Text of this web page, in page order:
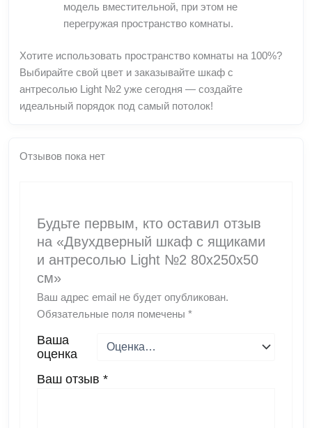
модель вместительной, при этом не
перегружая пространство комнаты.
Хотите использовать пространство комнаты на 100%?
Выбирайте свой цвет и заказывайте шкаф с
антресолью Light №2 уже сегодня — создайте
идеальный порядок под самый потолок!
Отзывов пока нет
Будьте первым, кто оставил отзыв
на «Двухдверный шкаф с ящиками
и антресолью Light №2 80x250x50
см»
Ваш адрес email не будет опубликован.
Обязательные поля помечены *
Ваша
оценка
Ваш отзыв *